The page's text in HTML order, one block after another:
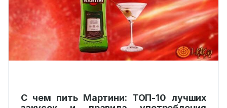
С чем пить Мартини: ТОП-10 лучших